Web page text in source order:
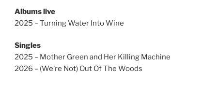
Albums live
2025 – Turning Water Into Wine
Singles
2025 – Mother Green and Her Killing Machine
2026 – (We’re Not) Out Of The Woods